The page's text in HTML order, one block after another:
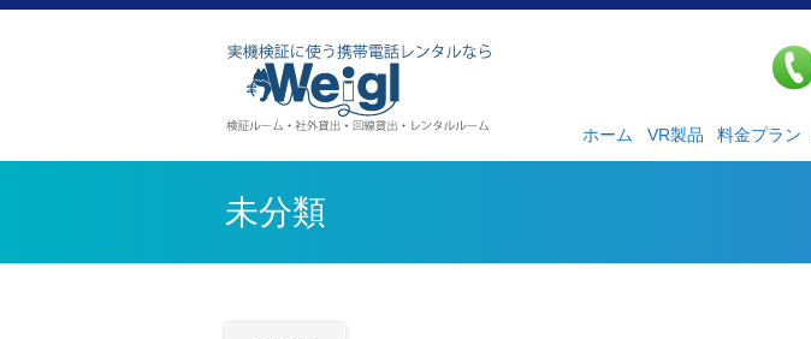
ホーム VR製品 料金プラン
未分類